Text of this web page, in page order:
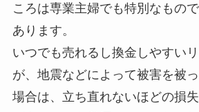
ころは専業主婦でも特別なもの
あります。
いつでも売れるし換金しやすい
が、地震などによって被害を被
場合は、立ち直れないほどの損